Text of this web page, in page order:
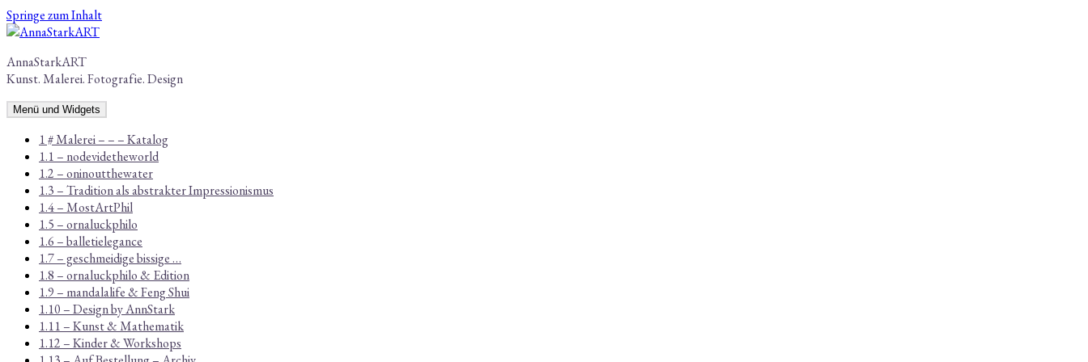
Springe zum Inhalt
AnnaStarkART
Kunst. Malerei. Fotografie. Design
Menü und Widgets
1 # Malerei – – – Katalog
1.1 – nodevidetheworld
1.2 – oninoutthewater
1.3 – Tradition als abstrakter Impressionismus
1.4 – MostArtPhil
1.5 – ornaluckphilo
1.6 – balletielegance
1.7 – geschmeidige bissige …
1.8 – ornaluckphilo & Edition
1.9 – mandalalife & Feng Shui
1.10 – Design by AnnStark
1.11 – Kunst & Mathematik
1.12 – Kinder & Workshops